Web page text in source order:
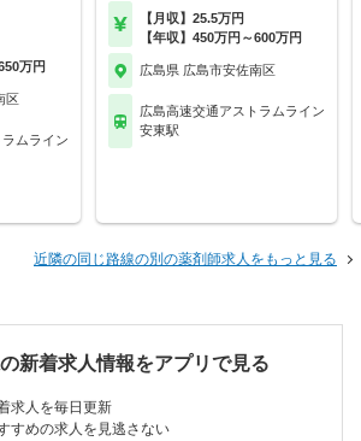
万円
区
ムライン
【月収】25.5万円
【年収】450万円～600万円
広島県 広島市安佐南区
広島高速交通アストラムライン
安東駅
近隣の同じ路線の別の薬剤師求人をもっと見る
新着求人情報をアプリで見る
求人を毎日更新
すめの求人を見逃さない